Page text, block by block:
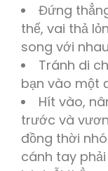
Đứng
thể, vai thả
song với
Tránh di
bạn vào một
Hít vào,
trước và
đồng thời
cánh tay